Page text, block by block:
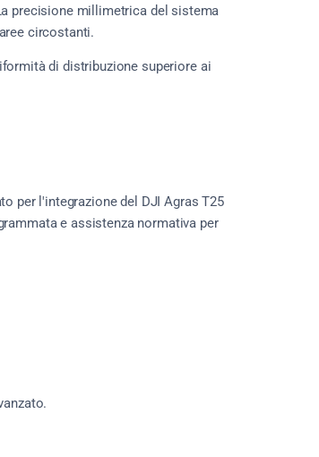
precisione millimetrica del sistema
circostanti.
di distribuzione superiore ai
per l'integrazione del DJI Agras T25
e assistenza normativa per